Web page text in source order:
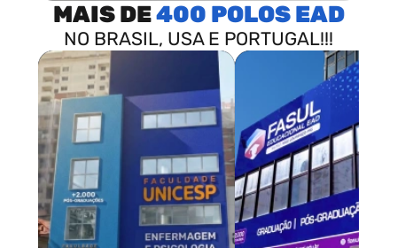
MAIS DE400 POLOS
NO BRASIL, USA E PORTUGAL!!!